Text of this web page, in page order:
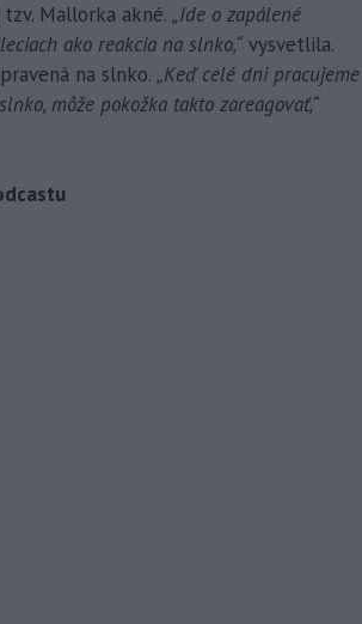
Mallorka akné. „Ide o zapálené
ako reakcia na slnko,“ vysvetlila.
na slnko. „Keď celé dni pracujeme
môže pokožka takto zareagovať,“